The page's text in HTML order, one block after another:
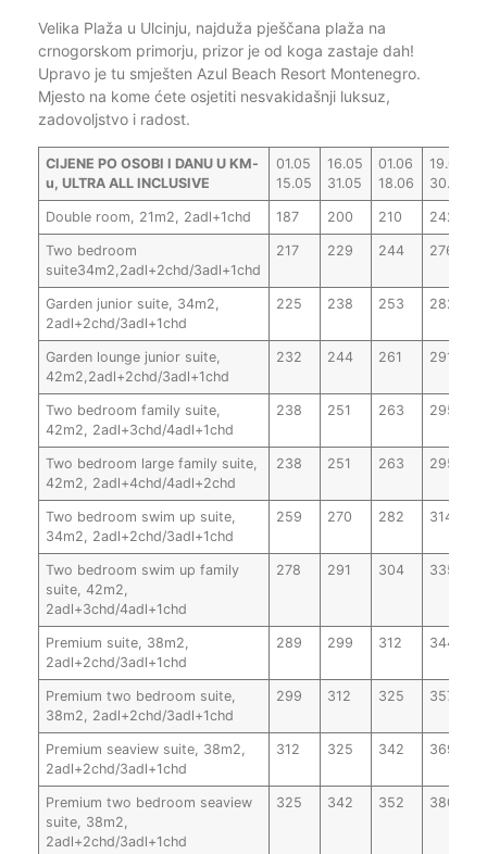
Velika Plaža u Ulcinju, najduža pješčana plaža na
crnogorskom primorju, prizor je od koga zastaje dah!
Upravo je tu smješten Azul Beach Resort Montenegro.
Mjesto na kome ćete osjetiti nesvakidašnji luksuz,
zadovoljstvo i radost.
CIJENE PO OSOBI I DANU U KM-
u, ULTRA ALL INCLUSIVE
01.05
15.05
16.05
31.05
01.06
18.06
19.06
30.06
Double room, 21m2, 2adl+1chd 187 200 210 242
Two bedroom
suite34m2,2adl+2chd/3adl+1chd
217 229 244 276
Garden junior suite, 34m2,
2adl+2chd/3adl+1chd
225 238 253 282
Garden lounge junior suite,
42m2,2adl+2chd/3adl+1chd
232 244 261 291
Two bedroom family suite,
42m2, 2adl+3chd/4adl+1chd
238 251 263 295
Two bedroom large family suite,
42m2, 2adl+4chd/4adl+2chd
238 251 263 295
Two bedroom swim up suite,
34m2, 2adl+2chd/3adl+1chd
259 270 282 314
Two bedroom swim up family
suite, 42m2,
2adl+3chd/4adl+1chd
278 291 304 335
Premium suite, 38m2,
2adl+2chd/3adl+1chd
289 299 312 344
Premium two bedroom suite,
38m2, 2adl+2chd/3adl+1chd
299 312 325 357
Premium seaview suite, 38m2,
2adl+2chd/3adl+1chd
312 325 342 369
Premium two bedroom seaview
suite, 38m2,
2adl+2chd/3adl+1chd
325 342 352 380